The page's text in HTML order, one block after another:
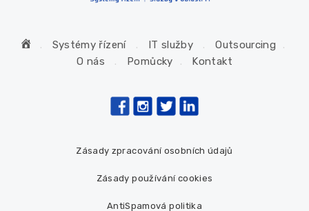
Systémy řízení IT služby
Outsourcing
O nás
Pomůcky Kontakt
Zásady zpracování osobních údajů
Zásady používání cookies
AntiSpamová politika